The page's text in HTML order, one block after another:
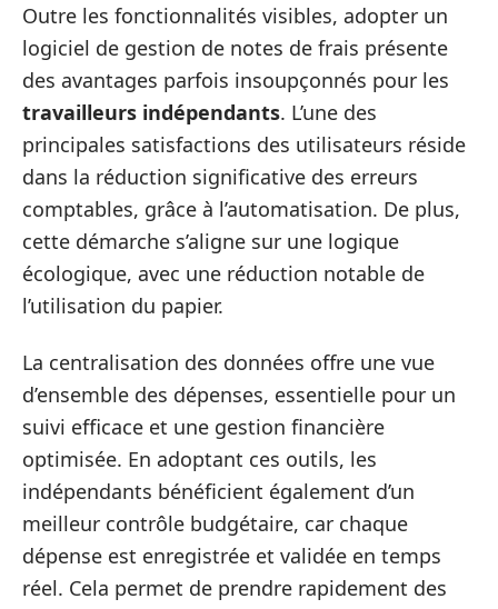
Outre les fonctionnalités visibles, adopter un
logiciel de gestion de notes de frais présente
des avantages parfois insoupçonnés pour les
travailleurs indépendants. L’une des
principales satisfactions des utilisateurs réside
dans la réduction significative des erreurs
comptables, grâce à l’automatisation. De plus,
cette démarche s’aligne sur une logique
écologique, avec une réduction notable de
l’utilisation du papier.
La centralisation des données offre une vue
d’ensemble des dépenses, essentielle pour un
suivi efficace et une gestion financière
optimisée. En adoptant ces outils, les
indépendants bénéficient également d’un
meilleur contrôle budgétaire, car chaque
dépense est enregistrée et validée en temps
réel. Cela permet de prendre rapidement des